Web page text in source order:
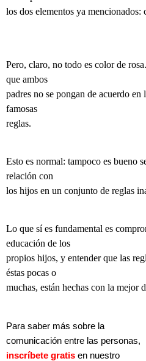
los dos elementos ya
Pero, claro, no todo es color de
que ambos
padres no se pongan de acuerdo
famosas
reglas.
Esto es normal: tampoco es bueno
relación con
los hijos en un conjunto de reglas
Lo que sí es fundamental es
educación de los
propios hijos, y entender que las
éstas pocas o
muchas, están hechas con la mejor
Para saber más sobre la
comunicación entre las personas,
inscríbete gratis en nuestro